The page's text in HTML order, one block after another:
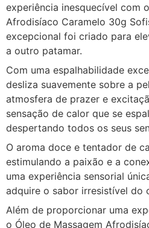
experiência inesquecível com
Afrodisíaco Caramelo 30g
excepcional foi criado para
a outro patamar.
Com uma espalhabilidade
desliza suavemente sobre a
atmosfera de prazer e
sensação de calor que se
despertando todos os seus
O aroma doce e tentador de
estimulando a paixão e a
uma experiência sensorial
adquire o sabor irresistível do
Além de proporcionar uma
o Óleo de Massagem